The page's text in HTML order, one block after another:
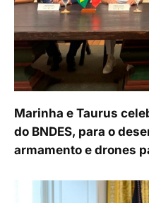
Marinha e Taurus
do BNDES, para o
armamento e drones